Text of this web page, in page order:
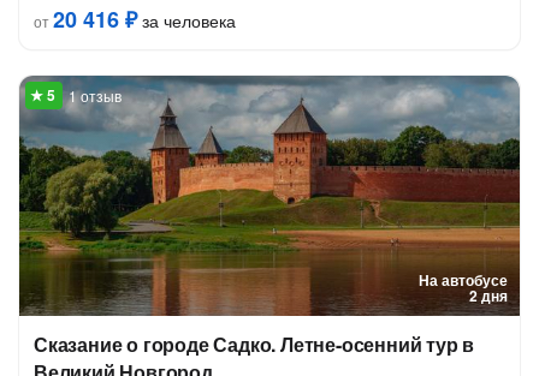
от20 416 ₽за человека
На автобусе
2 дня
1 отзыв
Сказание о городе Садко. Летне-осенний тур в